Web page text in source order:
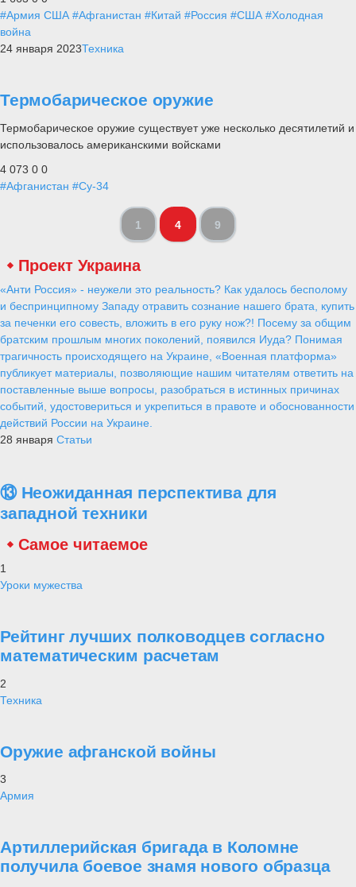
#Армия США #Афганистан #Китай #Россия #США #Холодная
война
24 января 2023Техника
Термобарическое оружие
Термобарическое оружие существует уже несколько десятилетий и
использовалось американскими войсками
4 073 0 0
#Афганистан #Су-34
1 4 9
Проект Украина
«Анти Россия» - неужели это реальность? Как удалось бесполому
и беспринципному Западу отравить сознание нашего брата, купить
за печенки его совесть, вложить в его руку нож?! Посему за общим
братским прошлым многих поколений, появился Иуда? Понимая
трагичность происходящего на Украине, «Военная платформа»
публикует материалы, позволяющие нашим читателям ответить на
поставленные выше вопросы, разобраться в истинных причинах
событий, удостовериться и укрепиться в правоте и обоснованности
действий России на Украине.
28 января Статьи
⑬ Неожиданная перспектива для
западной техники
Самое читаемое
1
Уроки мужества
Рейтинг лучших полководцев согласно
математическим расчетам
2
Техника
Оружие афганской войны
3
Армия
Артиллерийская бригада в Коломне
получила боевое знамя нового образца